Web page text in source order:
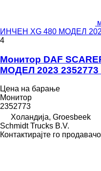
ИНЧЕН XG 480 МОДЕЛ
4
Монитор DAF
МОДЕЛ 2023 2352773
Цена на барање
Монитор
2352773
Холандија, Groesbeek
Schmidt Trucks B.V.
Контактирајте го